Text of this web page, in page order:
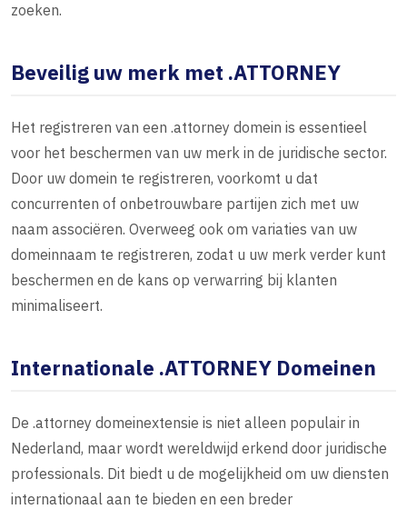
zoeken.
Beveilig uw merk met .ATTORNEY
Het registreren van een .attorney domein is essentieel
voor het beschermen van uw merk in de juridische sector.
Door uw domein te registreren, voorkomt u dat
concurrenten of onbetrouwbare partijen zich met uw
naam associëren. Overweeg ook om variaties van uw
domeinnaam te registreren, zodat u uw merk verder kunt
beschermen en de kans op verwarring bij klanten
minimaliseert.
Internationale .ATTORNEY Domeinen
De .attorney domeinextensie is niet alleen populair in
Nederland, maar wordt wereldwijd erkend door juridische
professionals. Dit biedt u de mogelijkheid om uw diensten
internationaal aan te bieden en een breder